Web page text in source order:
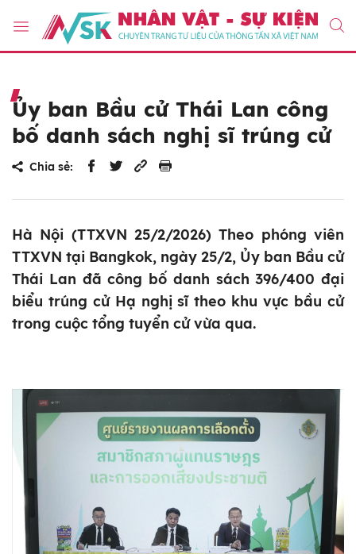
Ủy ban Bầu cử Thái Lan công
bố danh sách nghị sĩ trúng cử
Chia sẻ:
Hà Nội (TTXVN 25/2/2026) Theo phóng viên
TTXVN tại Bangkok, ngày 25/2, Ủy ban Bầu cử
Thái Lan đã công bố danh sách 396/400 đại
biểu trúng cử Hạ nghị sĩ theo khu vực bầu cử
trong cuộc tổng tuyển cử vừa qua.